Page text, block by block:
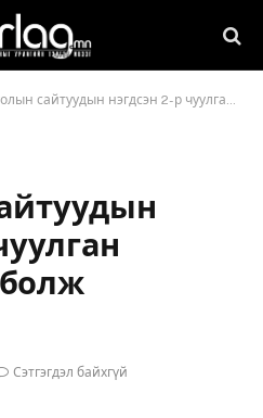
сайтуудын нэгдсэн 2-р чуулган амжилттай болж өнгөрлөө
Сэтгэгдэл байхгүй